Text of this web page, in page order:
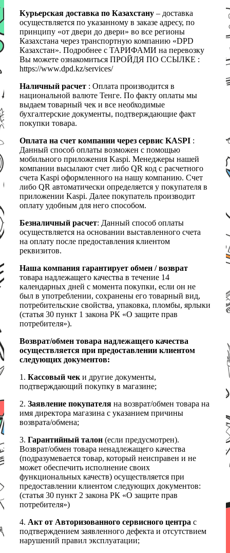
Курьерская доставка по Казахстану – доставка
осуществляется по указанному в заказе адресу, по
принципу «от двери до двери» во все регионы
Казахстана через транспортную компанию «DPD
Казахстан». Подробнее с ТАРИФАМИ на перевозку
Вы можете ознакомиться ПРОЙДЯ ПО ССЫЛКЕ :
https://www.dpd.kz/services/
Наличный расчет : Оплата производится в
национальной валюте Тенге. По факту оплаты мы
выдаем товарный чек и все необходимые
бухгалтерские документы, подтверждающие факт
покупки товара.
Оплата на счет компании через сервис KASPI :
Данный способ оплаты возможен с помощью
мобильного приложения Kaspi. Менеджеры нашей
компании высылают счет либо QR код с расчетного
счета Kaspi оформленного на нашу компанию. Счет
либо QR автоматически определяется у покупателя в
приложении Kaspi. Далее покупатель производит
оплату удобным для него способом.
Безналичный расчет: Данный способ оплаты
осуществляется на основании выставленного счета
на оплату после предоставления клиентом
реквизитов.
Наша компания гарантирует обмен / возврат
товара надлежащего качества в течение 14
календарных дней с момента покупки, если он не
был в употреблении, сохранены его товарный вид,
потребительские свойства, упаковка, пломбы, ярлыки
(статья 30 пункт 1 закона РК «О защите прав
потребителя»).
Возврат/обмен товара надлежащего качества
осуществляется при предоставлении клиентом
следующих документов:
1. Кассовый чек и другие документы,
подтверждающий покупку в магазине;
2. Заявление покупателя на возврат/обмен товара на
имя директора магазина с указанием причины
возврата/обмена;
3. Гарантийный талон (если предусмотрен).
Возврат/обмен товара ненадлежащего качества
(подразумевается товар, который неисправен и не
может обеспечить исполнение своих
функциональных качеств) осуществляется при
предоставлении клиентом следующих документов:
(статья 30 пункт 2 закона РК «О защите прав
потребителя»)
4. Акт от Авторизованного сервисного центра с
подтверждением заявленного дефекта и отсутствием
нарушений правил эксплуатации;